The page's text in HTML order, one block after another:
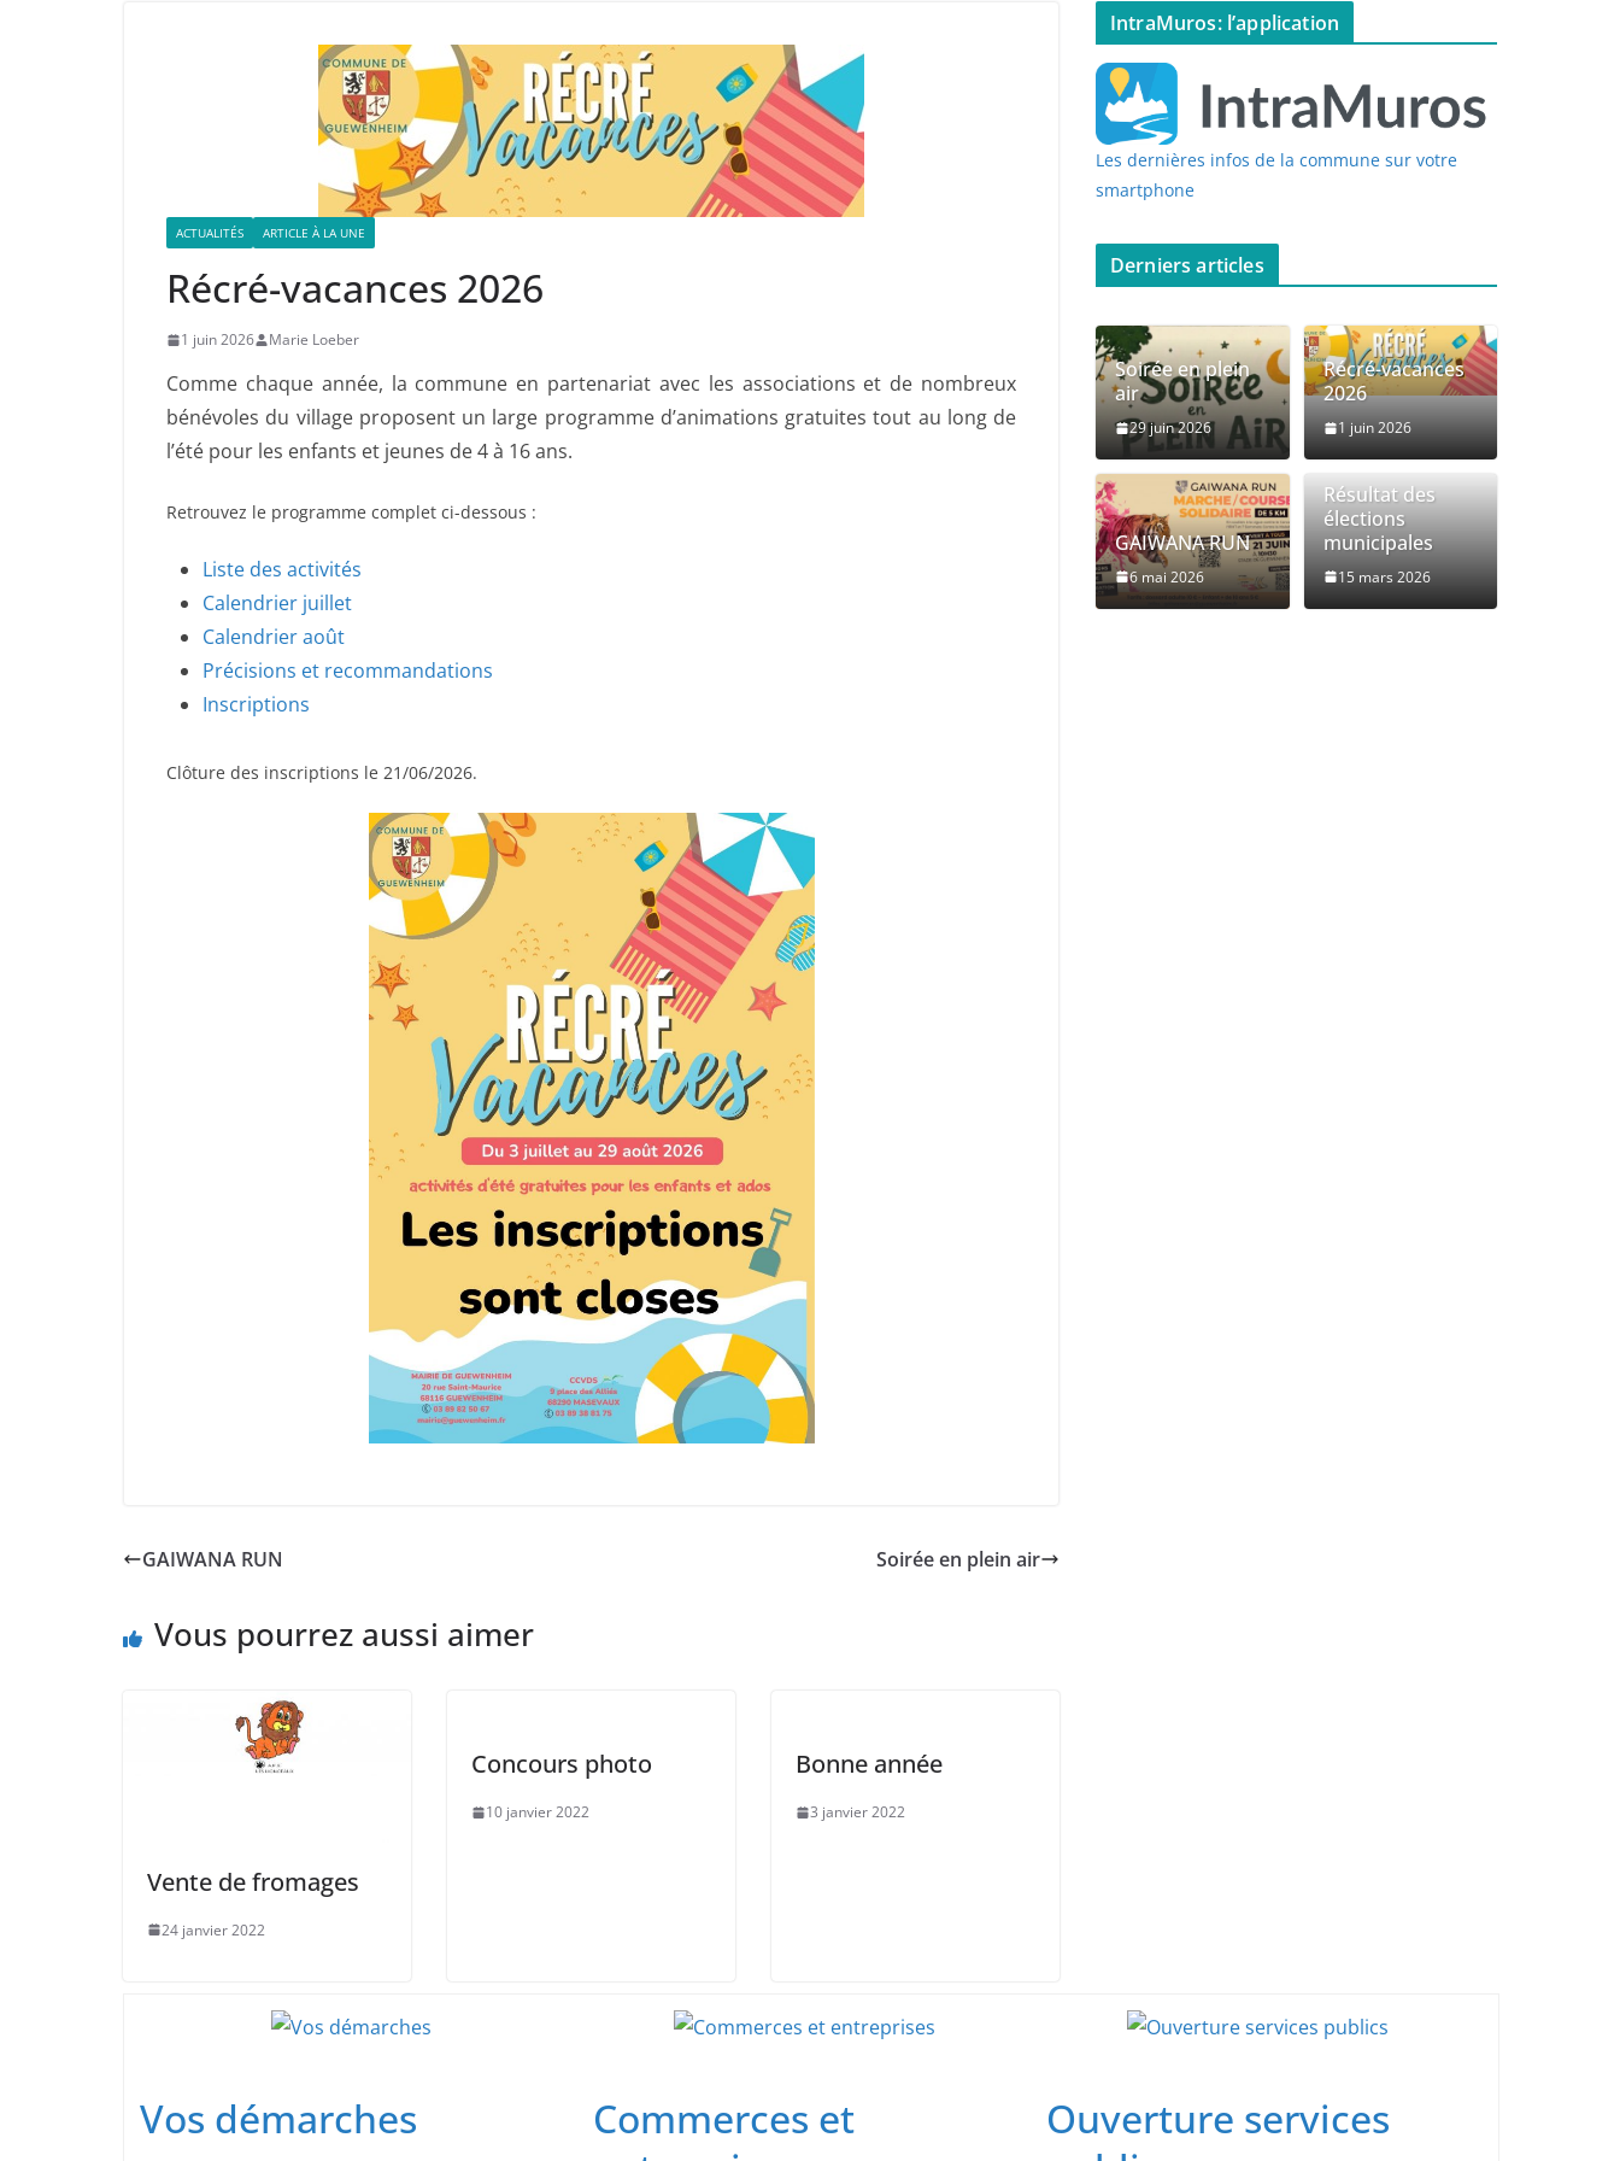
ACTUALITÉS ARTICLE À LA UNE
Récré-vacances 2026
1 juin 2026 Marie Loeber
Comme chaque année, la commune en partenariat avec les associations et de nombreux
bénévoles du village proposent un large programme d’animations gratuites tout au long de
l’été pour les enfants et jeunes de 4 à 16 ans.
Retrouvez le programme complet ci-dessous :
Liste des activités
Calendrier juillet
Calendrier août
Précisions et recommandations
Inscriptions
Clôture des inscriptions le 21/06/2026.
GAIWANA RUN Soirée en plein air
Vous pourrez aussi aimer
Vente de fromages
24 janvier 2022
Concours photo
10 janvier 2022
Bonne année
3 janvier 2022
IntraMuros: l’application
Les dernières infos de la commune sur votre
smartphone
Derniers articles
Soirée en plein
air
29 juin 2026
Récré-vacances
2026
1 juin 2026
GAIWANA RUN
6 mai 2026
Résultat des
élections
municipales
15 mars 2026
Vos démarches
Commerces et
Ouverture services